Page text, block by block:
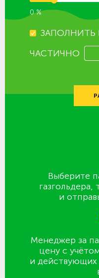
0 %
ЗАПОЛНИТЬ
ЧАСТИЧНО
Выберите
газгольдера,
и
Менеджер за
цену с
и